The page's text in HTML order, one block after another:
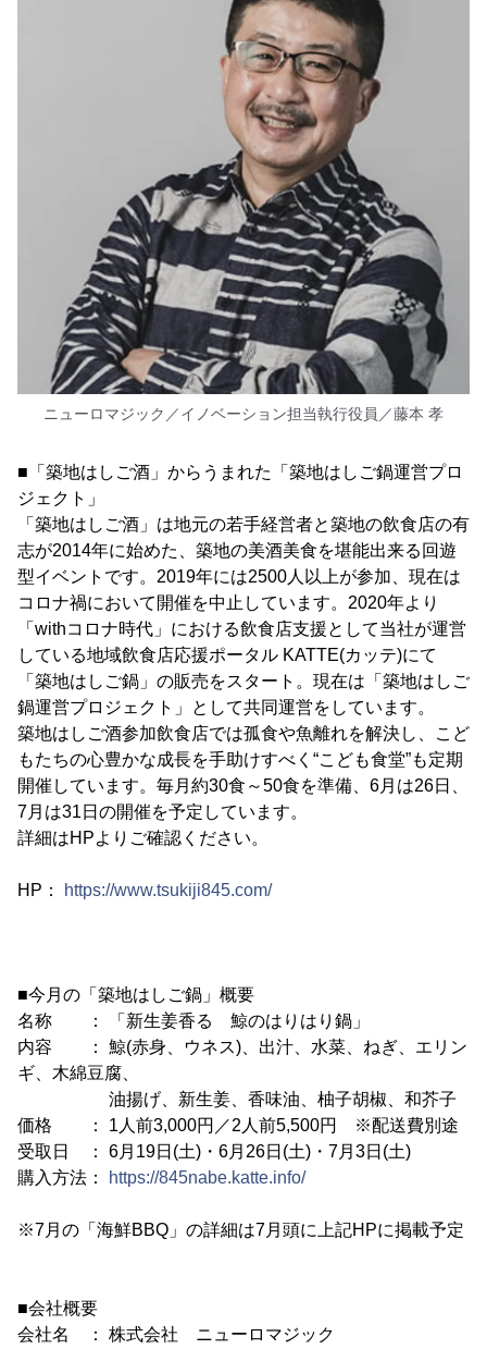
ニューロマジック／イノベーション担当執行役員／藤本 孝
■「築地はしご酒」からうまれた「築地はしご鍋運営プロ
ジェクト」
「築地はしご酒」は地元の若手経営者と築地の飲食店の有
志が2014年に始めた、築地の美酒美食を堪能出来る回遊
型イベントです。2019年には2500人以上が参加、現在は
コロナ禍において開催を中止しています。2020年より
「withコロナ時代」における飲食店支援として当社が運営
している地域飲食店応援ポータル KATTE(カッテ)にて
「築地はしご鍋」の販売をスタート。現在は「築地はしご
鍋運営プロジェクト」として共同運営をしています。
築地はしご酒参加飲食店では孤食や魚離れを解決し、こど
もたちの心豊かな成長を手助けすべく“こども食堂”も定期
開催しています。毎月約30食～50食を準備、6月は26日、
7月は31日の開催を予定しています。
詳細はHPよりご確認ください。
HP： https://www.tsukiji845.com/
■今月の「築地はしご鍋」概要
名称 ： 「新生姜香る 鯨のはりはり鍋」
内容 ： 鯨(赤身、ウネス)、出汁、水菜、ねぎ、エリン
ギ、木綿豆腐、
油揚げ、新生姜、香味油、柚子胡椒、和芥子
価格 ： 1人前3,000円／2人前5,500円 ※配送費別途
受取日 ： 6月19日(土)・6月26日(土)・7月3日(土)
購入方法：
https://845nabe.katte.info/
※7月の「海鮮BBQ」の詳細は7月頭に上記HPに掲載予定
■会社概要
会社名 ： 株式会社 ニューロマジック